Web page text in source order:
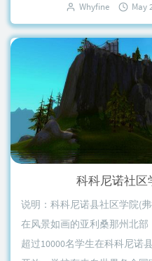
Whyfine May
科科尼诺社区
说明：科科尼诺县社区学院(
在风景如画的亚利桑那州北
超过10000名学生在科科尼诺